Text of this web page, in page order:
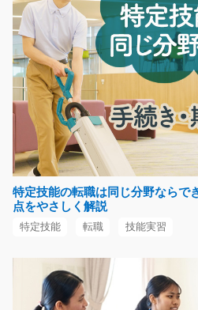
（大人気）アルミ製品の検
急募
女性の方も大活躍中の職場♪重
働けます♪かるーい…
長期（3ヶ月以上）
時給1000円～
福岡県中間市
気になる
看護補助スタッフ/y03_01935
急募
病院内で、患者様の日常生活
です。 看護師の指示…
特定技能の転職は同じ分野ならで
点をやさしく解説
特定技能 転職 技能実習